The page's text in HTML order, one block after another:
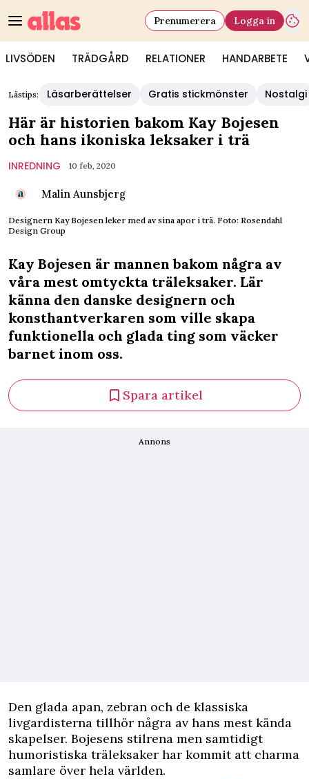
LIVSÖDEN TRÄDGÅRD RELATIONER HANDARBETE
Prenumerera Logga in
Lästips: Läsarberättelser Gratis stickmönster Nostalgi
Här är historien bakom Kay Bojesen
och hans ikoniska leksaker i trä
INREDNING 10 feb, 2020
Malin Aunsbjerg
Designern Kay Bojesen leker med av sina apor i trä. Foto: Rosendahl
Design Group
Kay Bojesen är mannen bakom några av
våra mest omtyckta träleksaker. Lär
känna den danske designern och
konsthantverkaren som ville skapa
funktionella och glada ting som väcker
barnet inom oss.
Spara artikel
Annons
Den glada apan, zebran och de klassiska
livgardisterna tillhör några av hans mest kända
skapelser. Bojesens stilrena men samtidigt
humoristiska träleksaker har kommit att charma
samlare över hela världen.